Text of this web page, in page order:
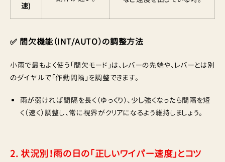
速)
✅ 間欠機能（INT/AUTO）の調整方法
小雨で最もよく使う「間欠モード」は、レバーの先端や、レバーとは別
のダイヤルで「作動間隔」を調整できます。
雨が弱ければ間隔を長く（ゆっくり）、少し強くなったら間隔を短
く（速く）調整し、常に視界がクリアになるよう維持しましょう。
2. 状況別！雨の日の「正しいワイパー速度」とコツ